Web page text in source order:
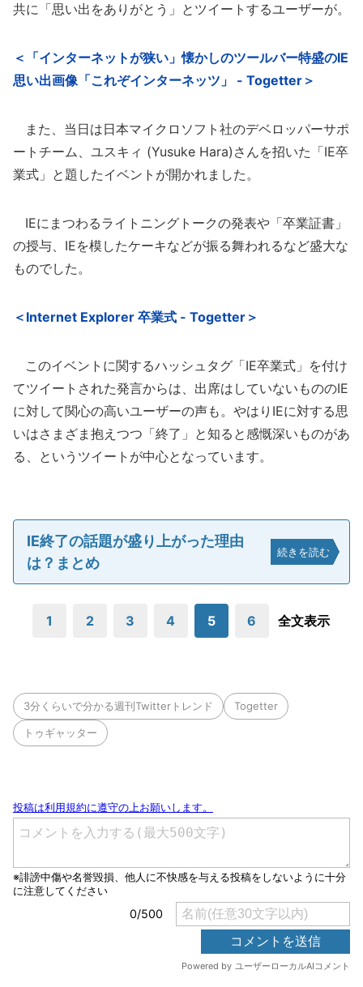
共に「思い出をありがとう」とツイートするユーザーが。
＜「インターネットが狭い」懐かしのツールバー特盛のIE
思い出画像「これぞインターネッツ」 - Togetter＞
また、当日は日本マイクロソフト社のデベロッパーサポ
ートチーム、ユスキィ (Yusuke Hara)さんを招いた「IE卒
業式」と題したイベントが開かれました。
IEにまつわるライトニングトークの発表や「卒業証書」
の授与、IEを模したケーキなどが振る舞われるなど盛大な
ものでした。
＜Internet Explorer 卒業式 - Togetter＞
このイベントに関するハッシュタグ「IE卒業式」を付け
てツイートされた発言からは、出席はしていないもののIE
に対して関心の高いユーザーの声も。やはりIEに対する思
いはさまざま抱えつつ「終了」と知ると感慨深いものがあ
る、というツイートが中心となっています。
IE終了の話題が盛り上がった理由
は？まとめ
続きを読む
1 2 3 4 5 6 全文表示
3分くらいで分かる週刊Twitterトレンド Togetter
トゥギャッター